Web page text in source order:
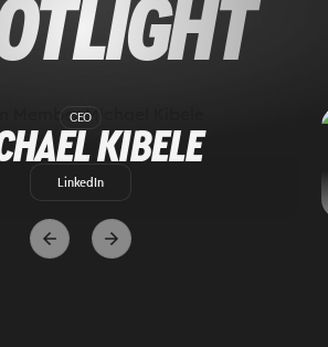
CEO KIBELE
LinkedIn